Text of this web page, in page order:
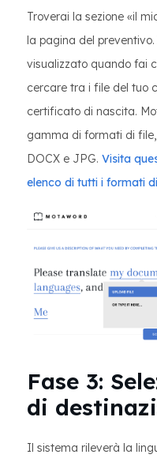
Troverai la sezione «il
la pagina del
visualizzato quando fai
cercare tra i file del tuo
certificato di nascita.
gamma di formati di
DOCX e JPG. Visita
elenco di tutti i formati
Fase 3:
di
Il sistema rileverà la